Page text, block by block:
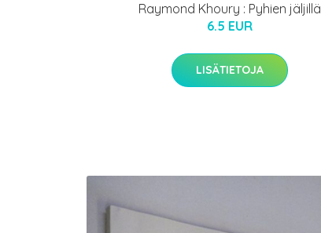
Raymond Khoury : Pyhien jäljillä
6.5 EUR
LISÄTIETOJA